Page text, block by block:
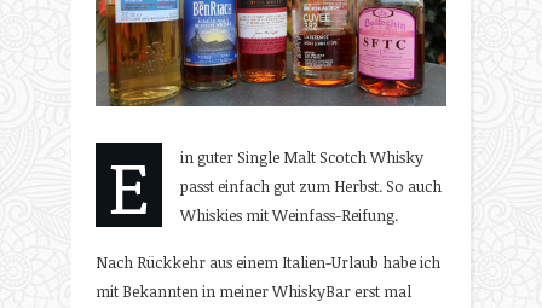
E
in guter Single Malt Scotch Whisky
passt einfach gut zum Herbst. So auch
Whiskies mit Weinfass-Reifung.
Nach Rückkehr aus einem Italien-Urlaub habe ich
mit Bekannten in meiner WhiskyBar erst mal